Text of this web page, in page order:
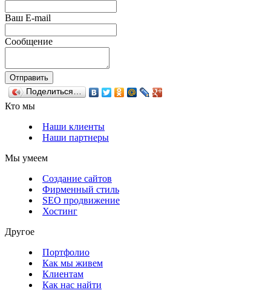
Ваш E-mail
Сообщение
Поделиться…
Кто мы
Наши клиенты
Наши партнеры
Мы умеем
Создание сайтов
Фирменный стиль
SEO продвижение
Хостинг
Другое
Портфолио
Как мы живем
Клиентам
Как нас найти